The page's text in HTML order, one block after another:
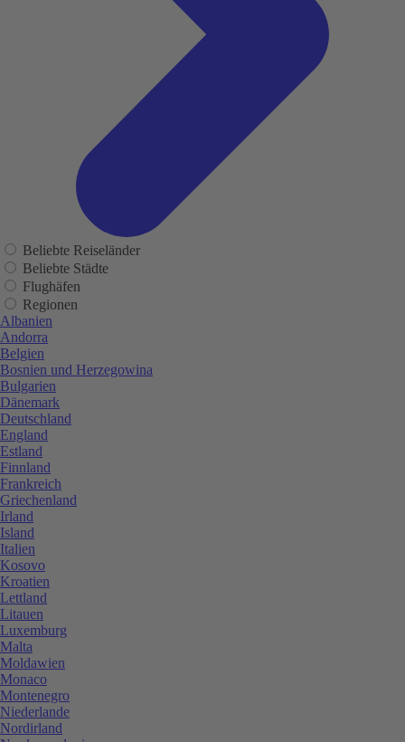
Beliebte Reiseländer
Beliebte Städte
Flughäfen
Regionen
Albanien
Andorra
Belgien
Bosnien und Herzegowina
Bulgarien
Dänemark
Deutschland
England
Estland
Finnland
Frankreich
Griechenland
Irland
Island
Italien
Kosovo
Kroatien
Lettland
Litauen
Luxemburg
Malta
Moldawien
Monaco
Montenegro
Niederlande
Nordirland